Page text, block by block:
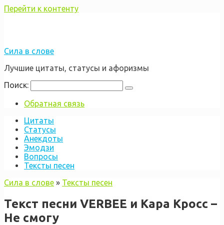
Перейти к контенту
Сила в слове
Лучшие цитаты, статусы и афоризмы
Поиск:
Обратная связь
Цитаты
Статусы
Анекдоты
Эмодзи
Вопросы
Тексты песен
Сила в слове » Тексты песен
Текст песни VERBEE и Кара Кросс –
Не смогу